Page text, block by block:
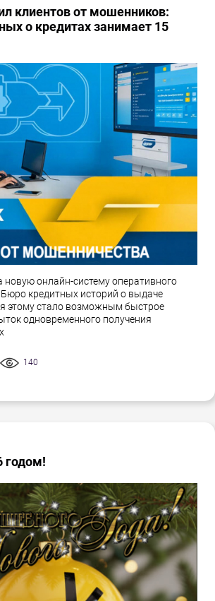
клиентов от мошенников:
о кредитах занимает 15
новую онлайн-систему оперативного
кредитных историй о выдаче
этому стало возможным быстрое
одновременного получения
140
годом!